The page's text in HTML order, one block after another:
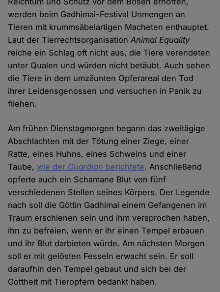
werden beim Gadhimai-Festival Unmengen an
Tieren mit krummsäbelartigen Macheten enthauptet.
Laut der TierrechtsorganisationAnimal Equality
reiche ein Schlag oft nicht aus, die Tiere verendeten
unter Qualen und würden nicht betäubt. Auch sehen
die Tiere in dem umzäunten Opferareal den Tod
ihrer Leidensgenossen und versuchen in Panik zu
fliehen.
Am frühen Dienstagmorgen begann das zweitägige
Abschlachten mit der Tötung einer Ziege, einer
Ratte, eines Huhns, eines Schweins und einer
Taube, wie der Guardian berichtete. Anschließend
opferte auch ein Schamane Blut von fünf
verschiedenen Stellen seines Körpers. Der Legende
nach soll die Göttin Gadhimai einem Gefangenen im
Traum erschienen sein und ihm versprochen haben,
ihn zu befreien, wenn er ihr einen Tempel erbauen
und ihr Blut darbieten würde. Am nächsten Morgen
soll er mit gelösten Fesseln erwacht sein. Er soll
daraufhin den Tempel gebaut und sich bei der
Gottheit mit Tieropfern bedankt haben.